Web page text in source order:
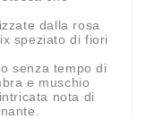
dalla rosa
speziato di fiori
senza tempo di
e muschio
nota di